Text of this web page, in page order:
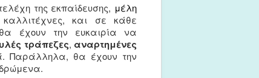
της εκπαίδευσης, μέλη
καλλιτέχνες, και σε κάθε
θα έχουν την ευκαιρία να
τράπεζες, αναρτημένες
Παράλληλα, θα έχουν την
δρώμενα.